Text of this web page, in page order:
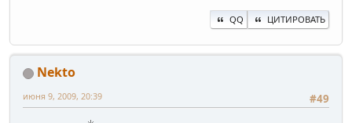
QQ ЦИТИРОВАТЬ
Nekto
#49
июня 9, 2009, 20:39